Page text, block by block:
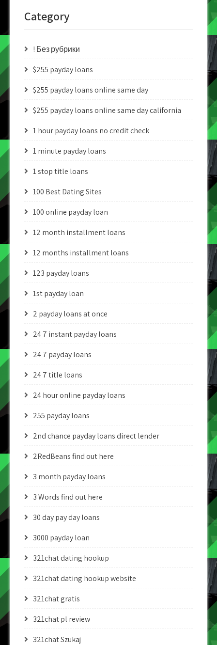
Category
! Без рубрики
$255 payday loans
$255 payday loans online same day
$255 payday loans online same day california
1 hour payday loans no credit check
1 minute payday loans
1 stop title loans
100 Best Dating Sites
100 online payday loan
12 month installment loans
12 months installment loans
123 payday loans
1st payday loan
2 payday loans at once
24 7 instant payday loans
24 7 payday loans
24 7 title loans
24 hour online payday loans
255 payday loans
2nd chance payday loans direct lender
2RedBeans find out here
3 month payday loans
3 Words find out here
30 day pay day loans
3000 payday loan
321chat dating hookup
321chat dating hookup website
321chat gratis
321chat pl review
321chat Szukaj